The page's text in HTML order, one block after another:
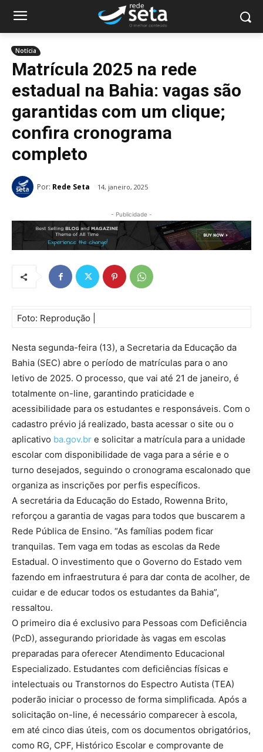
Notícia
Matrícula 2025 na rede
estadual na Bahia: vagas são
garantidas com um clique;
confira cronograma
completo
Por: Rede Seta 14, janeiro, 2025
- Publicidade -
Foto: Reprodução |
Nesta segunda-feira (13), a Secretaria da Educação da
Bahia (SEC) abre o período de matrículas para o ano
letivo de 2025. O processo, que vai até 21 de janeiro, é
totalmente on-line, garantindo praticidade e
acessibilidade para os estudantes e responsáveis. Com o
cadastro prévio já realizado, basta acessar o site ou o
aplicativo ba.gov.br e solicitar a matrícula para a unidade
escolar com disponibilidade de vaga para a série e o
turno desejados, seguindo o cronograma escalonado que
organiza as inscrições por perfis específicos.
A secretária da Educação do Estado, Rowenna Brito,
reforçou a garantia de vagas para todos que buscarem a
Rede Pública de Ensino. “As famílias podem ficar
tranquilas. Tem vaga em todas as escolas da Rede
Estadual. O investimento que o Governo do Estado vem
fazendo em infraestrutura é para dar conta de acolher, de
cuidar e de educar todos os estudantes da Bahia”,
ressaltou.
O primeiro dia é exclusivo para Pessoas com Deficiência
(PcD), assegurando prioridade às vagas em escolas
preparadas para oferecer Atendimento Educacional
Especializado. Estudantes com deficiências físicas e
intelectuais ou Transtornos do Espectro Autista (TEA)
poderão iniciar o processo de forma simplificada. Após a
solicitação on-line, é necessário comparecer à escola,
em até cinco dias úteis, com os documentos obrigatórios,
como RG, CPF, Histórico Escolar e comprovante de